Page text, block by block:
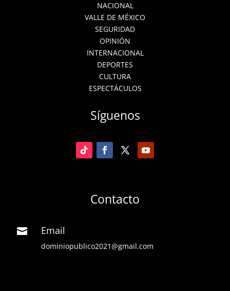
NACIONAL
VALLE DE MÉXICO
SEGURIDAD
OPINIÓN
INTERNACIONAL
DEPORTES
CULTURA
ESPECTÁCULOS
Síguenos
Contacto
 Email
dominiopublico2021@gmail.com